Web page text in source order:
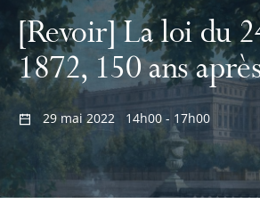
[Revoir] La loi du
1872, 150 ans
29 mai 2022 14h00 - 17h00